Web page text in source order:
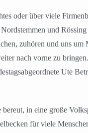
oder über viele
und
zuhören und uns
nach vorne zu
Ute
in eine große
für viele